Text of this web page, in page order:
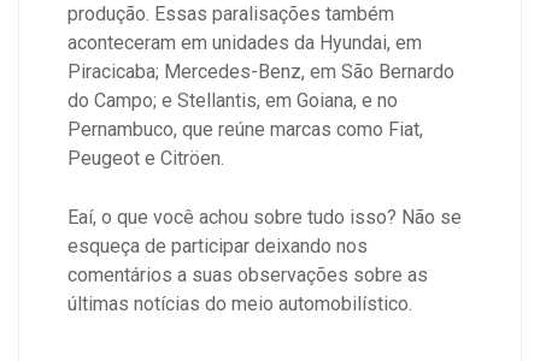
produção. Essas paralisações também
aconteceram em unidades da Hyundai, em
Piracicaba; Mercedes-Benz, em São Bernardo
do Campo; e Stellantis, em Goiana, e no
Pernambuco, que reúne marcas como Fiat,
Peugeot e Citröen.
Eaí, o que você achou sobre tudo isso? Não se
esqueça de participar deixando nos
comentários a suas observações sobre as
últimas notícias do meio automobilístico.